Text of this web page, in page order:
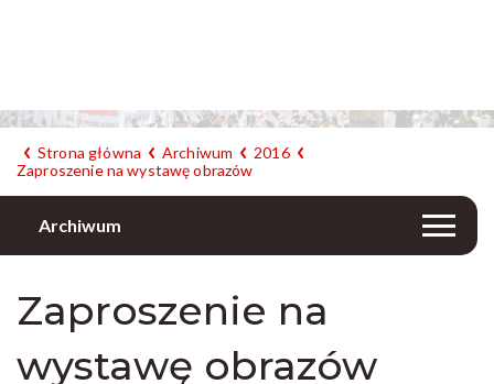
Strona główna Archiwum
2016
Zaproszenie na wystawę obrazów
Archiwum
Zaproszenie na
wystawę obrazów